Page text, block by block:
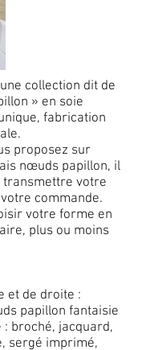
collection dit de
» en soie
fabrication
proposez sur
nœuds papillon, il
transmettre votre
commande.
votre forme en
plus ou moins
et de droite :
papillon fantaisie
: broché, jacquard,
sergé imprimé,